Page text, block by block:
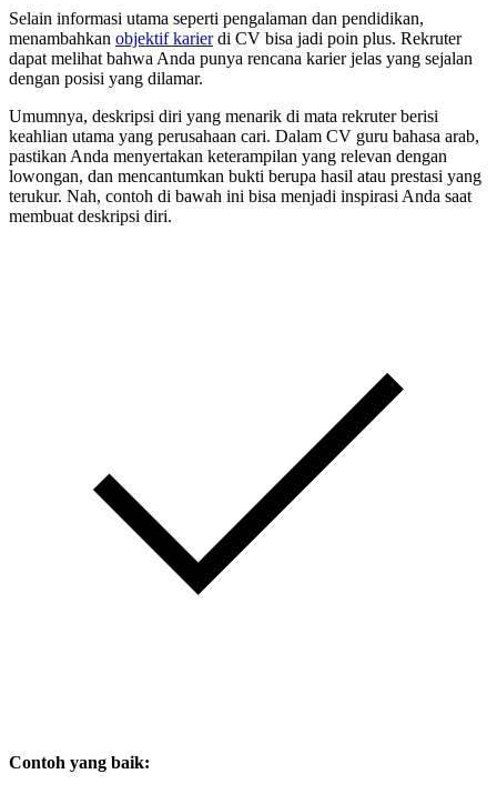
Selain informasi utama seperti pengalaman dan pendidikan,
menambahkan objektif karierdi CV bisa jadi poin plus. Rekruter
dapat melihat bahwa Anda punya rencana karier jelas yang sejalan
dengan posisi yang dilamar.
Umumnya, deskripsi diri yang menarik di mata rekruter berisi
keahlian utama yang perusahaan cari. Dalam CV guru bahasa arab,
pastikan Anda menyertakan keterampilan yang relevan dengan
lowongan, dan mencantumkan bukti berupa hasil atau prestasi yang
terukur. Nah, contoh di bawah ini bisa menjadi inspirasi Anda saat
membuat deskripsi diri.
Contoh yang baik: